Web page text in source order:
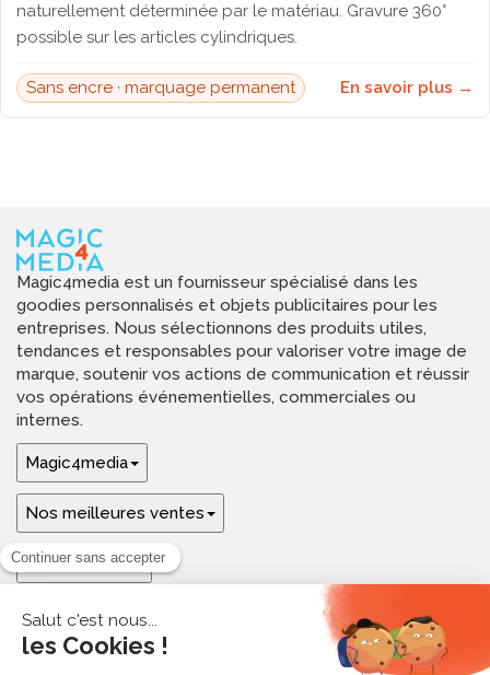
naturellement déterminée par le matériau. Gravure 360°
possible sur les articles cylindriques.
Sans encre · marquage permanent En savoir plus →
Magic4media est un fournisseur spécialisé dans les
goodies personnalisés et objets publicitaires pour les
entreprises. Nous sélectionnons des produits utiles,
tendances et responsables pour valoriser votre image de
marque, soutenir vos actions de communication et réussir
vos opérations événementielles, commerciales ou
internes.
Magic4media
Nos meilleures ventes
Guides & aide
Ressources & inspirations